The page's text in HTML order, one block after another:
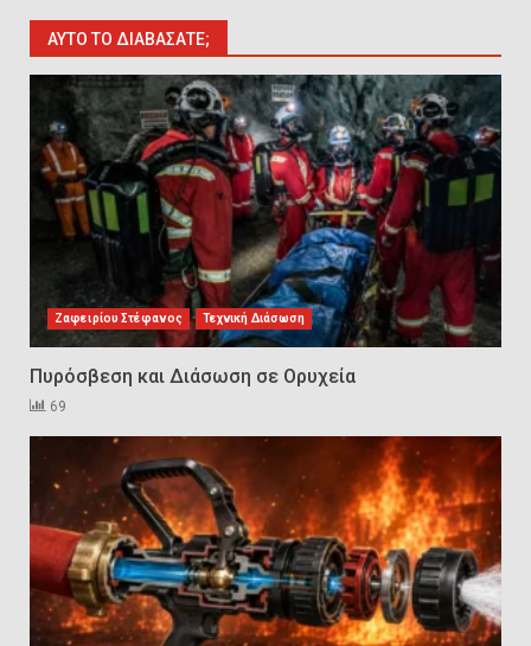
Η ελαφρότητα της τεχνικής
ασφάλειας στην Ελλάδα (ΥΑΕ)
Technical Leadership in Safety:
Why Emergency Response and
HSE Must Be Operated as One
10
10 συχνά λάθη σε
οδηγούν σε ατύχημα
Πυρόσβεση και Διάσωση σε
Ορυχεία
Πυροσβεστικοί Αυλοί στην
ΑΥΤΌ ΤΟ ΔΙΑΒΆΣΑΤΕ;
Ζαφειρίου Στέφανος Τεχνική Διάσωση
Πυρόσβεση και Διάσωση σε Ορυχεία
69